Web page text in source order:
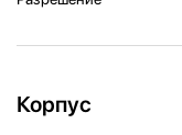
Корпус